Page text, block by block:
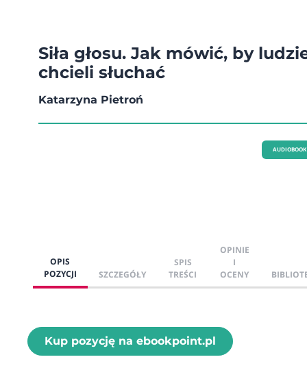
Siła głosu. Jak mówić, by
chcieli słuchać
Katarzyna Pietroń
AUDIOBOOK
OPIS
POZYCJI
SZCZEGÓŁY
SPIS
TREŚCI
OPINIE
I
OCENY
Kup pozycję na ebookpoint.pl